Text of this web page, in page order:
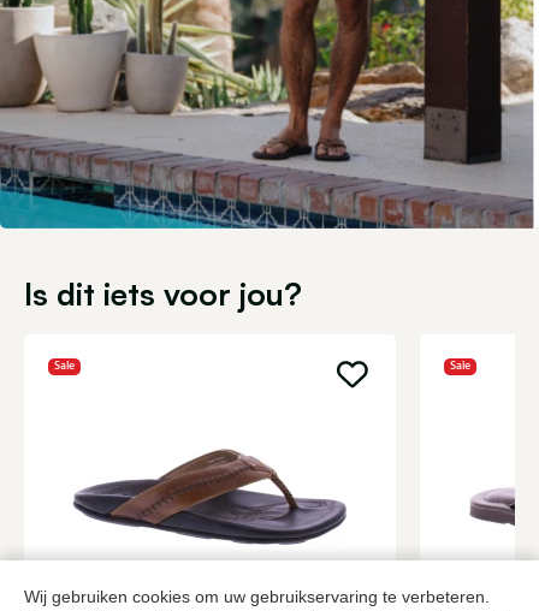
Wij gebruiken cookies om uw gebruikservaring te verbeteren.
Is dit iets voor jou?
Sale Sale